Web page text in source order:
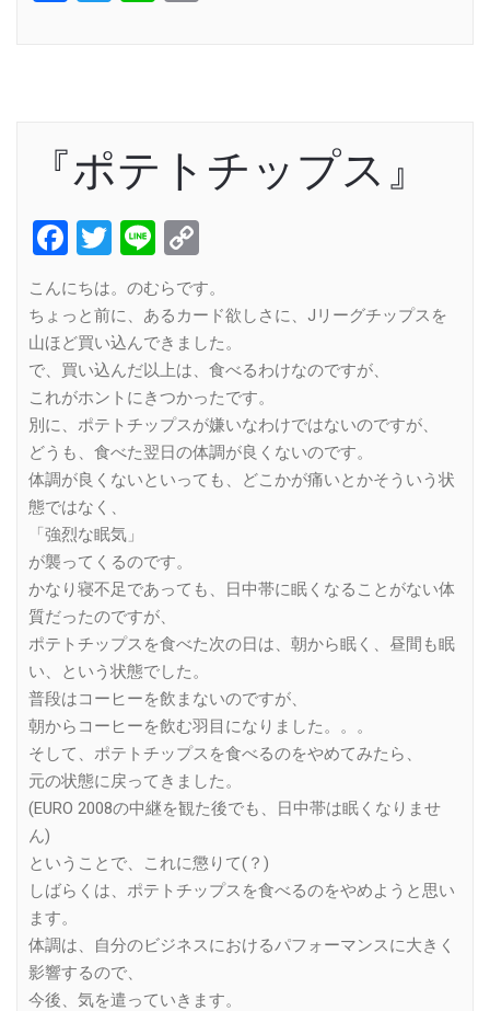
『ポテトチップス』
Facebook
Twitter
Line
Link
こんにちは。のむらです。
ちょっと前に、あるカード欲しさに、Jリーグチップスを
山ほど買い込んできました。
で、買い込んだ以上は、食べるわけなのですが、
これがホントにきつかったです。
別に、ポテトチップスが嫌いなわけではないのですが、
どうも、食べた翌日の体調が良くないのです。
体調が良くないといっても、どこかが痛いとかそういう状
態ではなく、
「強烈な眠気」
が襲ってくるのです。
かなり寝不足であっても、日中帯に眠くなることがない体
質だったのですが、
ポテトチップスを食べた次の日は、朝から眠く、昼間も眠
い、という状態でした。
普段はコーヒーを飲まないのですが、
朝からコーヒーを飲む羽目になりました。。。
そして、ポテトチップスを食べるのをやめてみたら、
元の状態に戻ってきました。
(EURO 2008の中継を観た後でも、日中帯は眠くなりませ
ん)
ということで、これに懲りて(？)
しばらくは、ポテトチップスを食べるのをやめようと思い
ます。
体調は、自分のビジネスにおけるパフォーマンスに大きく
影響するので、
今後、気を遣っていきます。